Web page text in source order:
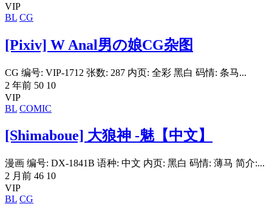
VIP
BL CG
[Pixiv] W Anal男の娘CG杂图
CG 编号: VIP-1712 张数: 287 内页: 全彩 黑白 码情: 条马...
2 年前 50 10
VIP
BL COMIC
[Shimaboue] 大狼神 -魅【中文】
漫画 编号: DX-1841B 语种: 中文 内页: 黑白 码情: 薄马 简介:...
2 月前 46 10
VIP
BL CG